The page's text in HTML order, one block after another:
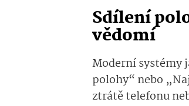
Sdílení
vědomí
Moderní systémy
polohy“ nebo
ztrátě telefonu